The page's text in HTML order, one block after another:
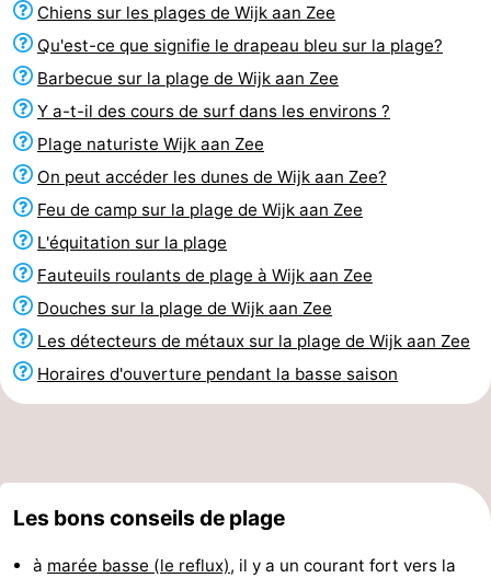
Chiens sur les plages de Wijk aan Zee
Qu'est-ce que signifie le drapeau bleu sur la plage?
Barbecue sur la plage de Wijk aan Zee
Y a-t-il des cours de surf dans les environs ?
Plage naturiste Wijk aan Zee
On peut accéder les dunes de Wijk aan Zee?
Feu de camp sur la plage de Wijk aan Zee
L'équitation sur la plage
Fauteuils roulants de plage à Wijk aan Zee
Douches sur la plage de Wijk aan Zee
Les détecteurs de métaux sur la plage de Wijk aan Zee
Horaires d'ouverture pendant la basse saison
Les bons conseils de plage
à marée basse (le reflux), il y a un courant fort vers la